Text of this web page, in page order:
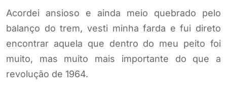
Acordei ansioso e ainda meio quebrado pelo
balanço do trem, vesti minha farda e fui direto
encontrar aquela que dentro do meu peito foi
muito, mas muito mais importante do que a
revolução de 1964.